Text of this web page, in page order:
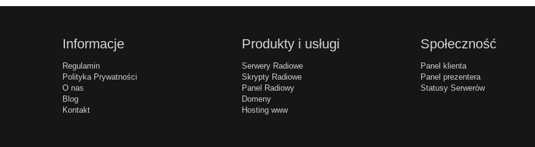
Informacje
Regulamin
Polityka Prywatności
O nas
Blog
Kontakt
Produkty i usługi
Serwery Radiowe
Skrypty Radiowe
Panel Radiowy
Domeny
Hosting www
Społeczność
Panel klienta
Panel prezentera
Statusy Serwerów